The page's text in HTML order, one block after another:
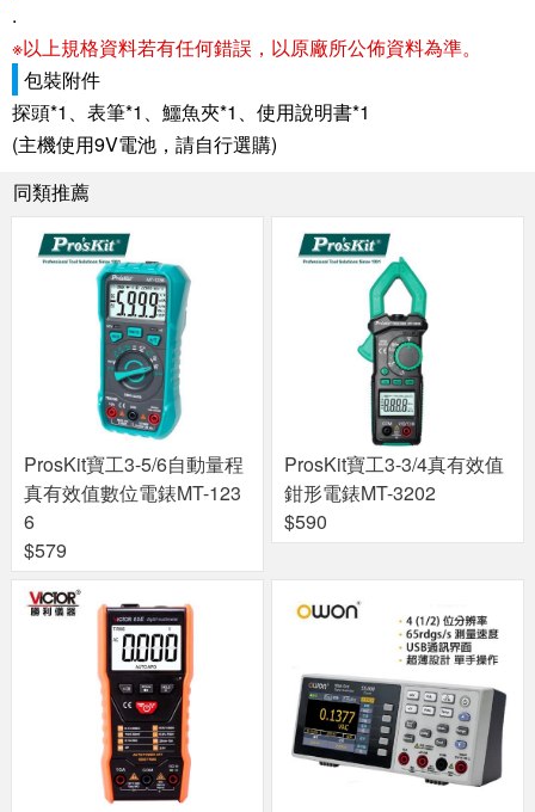
.
※以上規格資料若有任何錯誤，以原廠所公佈資料為準。
包裝附件
探頭*1、表筆*1、鱷魚夾*1、使用說明書*1
(主機使用9V電池，請自行選購)
同類推薦
ProsKit寶工3-5/6自動量程
真有效值數位電錶MT-123
6
$579
ProsKit寶工3-3/4真有效值
鉗形電錶MT-3202
$590